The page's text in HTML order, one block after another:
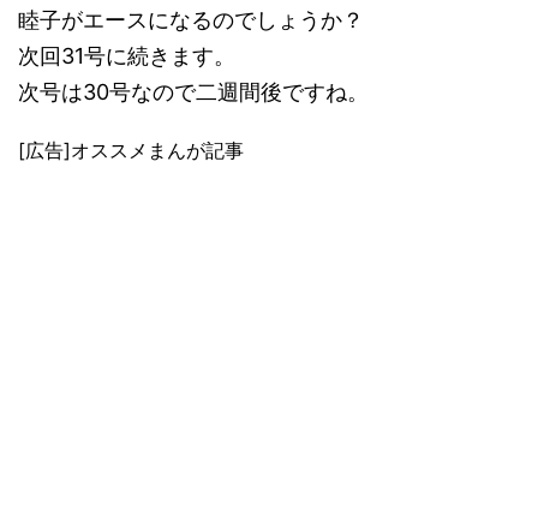
睦子がエースになるのでしょうか？
次回31号に続きます。
次号は30号なので二週間後ですね。
[広告]オススメまんが記事